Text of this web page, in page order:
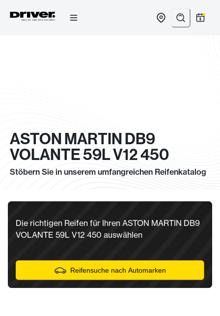
ASTON MARTIN DB9
VOLANTE 59L V12 450
Stöbern Sie in unserem umfangreichen Reifenkatalog
Die richtigen Reifen für Ihren ASTON MARTIN DB9
VOLANTE 59L V12 450 auswählen
Reifensuche nach Automarken